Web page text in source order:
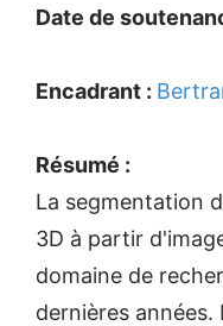
Date de
Encadrant :
Résumé :
La segmentation
3D à partir
domaine de
dernières années.